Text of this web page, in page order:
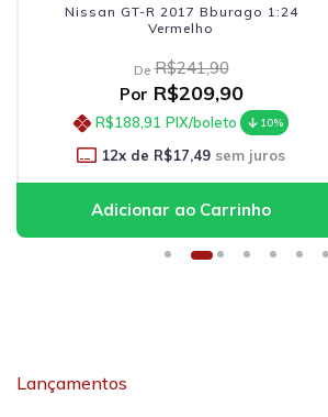
Nissan GT-R 2017 Bburago 1:24
Vermelho
De R$241,90
Por R$209,90
R$188,91 PIX/boleto 10%
12x de R$17,49 sem juros
Lançamentos